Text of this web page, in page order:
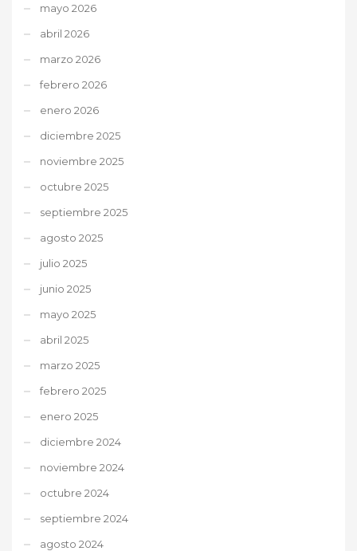
mayo 2026
abril 2026
marzo 2026
febrero 2026
enero 2026
diciembre 2025
noviembre 2025
octubre 2025
septiembre 2025
agosto 2025
julio 2025
junio 2025
mayo 2025
abril 2025
marzo 2025
febrero 2025
enero 2025
diciembre 2024
noviembre 2024
octubre 2024
septiembre 2024
agosto 2024